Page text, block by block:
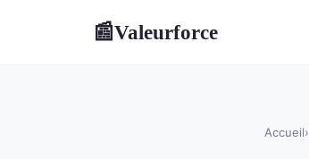
📰Valeurforce
Accueil›